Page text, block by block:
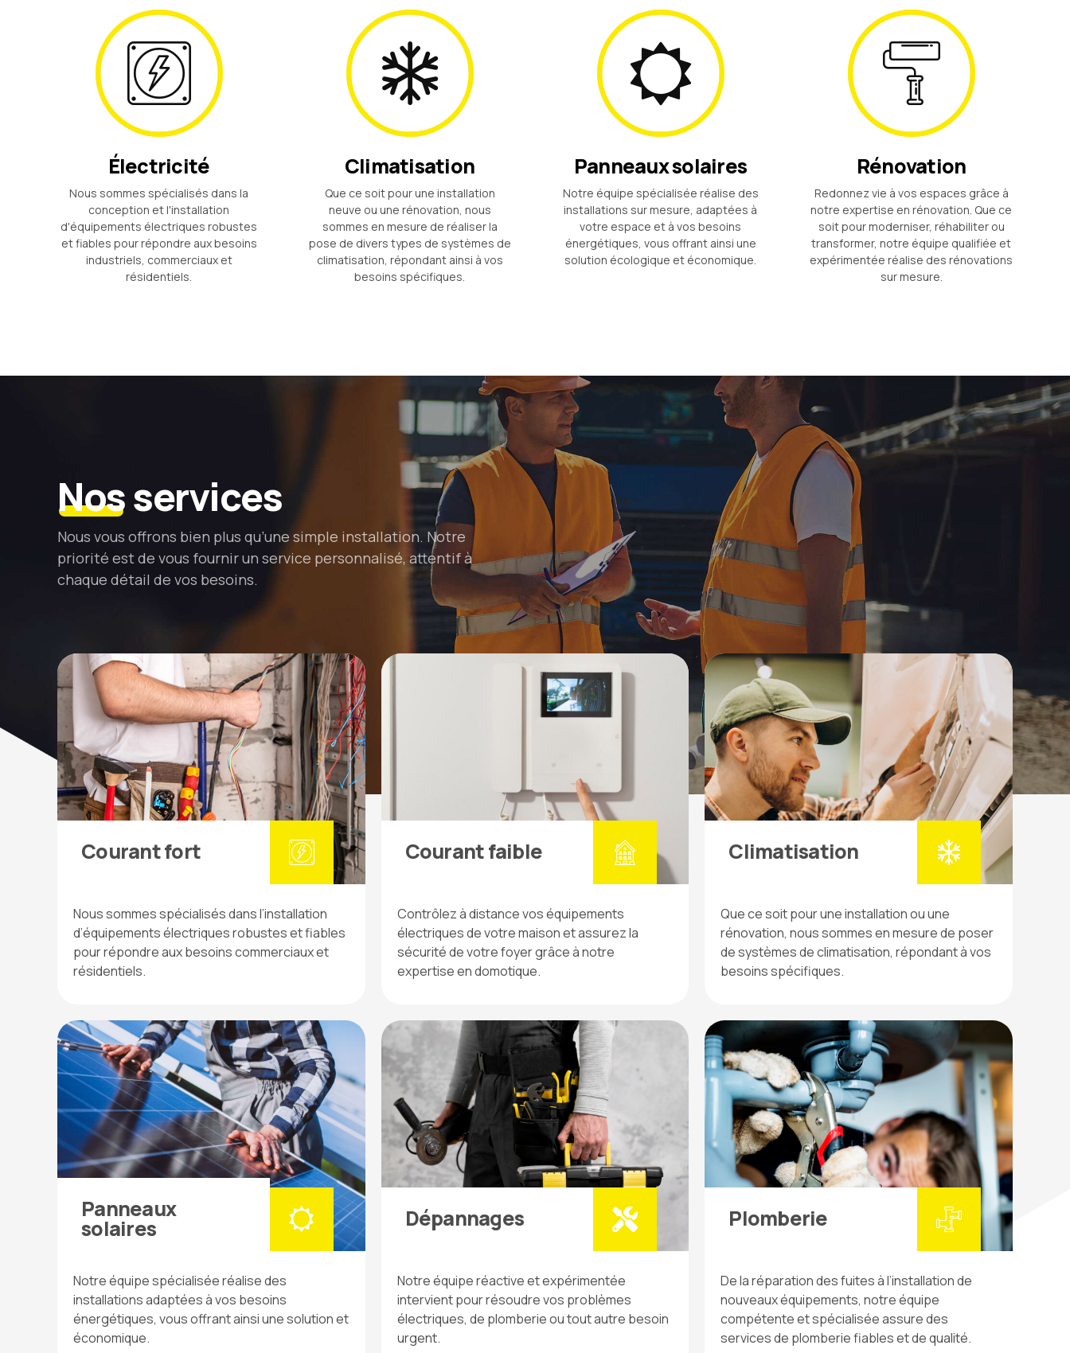
Électricité
Nous sommes spécialisés dans la
conception et l'installation
d'équipements électriques robustes
et fiables pour répondre aux besoins
industriels, commerciaux et
résidentiels.
Climatisation
Que ce soit pour une installation
neuve ou une rénovation, nous
sommes en mesure de réaliser la
pose de divers types de systèmes de
climatisation, répondant ainsi à vos
besoins spécifiques.
Panneaux solaires
Notre équipe spécialisée réalise des
installations sur mesure, adaptées à
votre espace et à vos besoins
énergétiques, vous offrant ainsi une
solution écologique et économique.
Rénovation
Redonnez vie à vos espaces grâce à
notre expertise en rénovation. Que ce
soit pour moderniser, réhabiliter ou
transformer, notre équipe qualifiée et
expérimentée réalise des rénovations
sur mesure.
Nosservices
Nous vous offrons bien plus qu’une simple installation. Notre
priorité est de vous fournir un service personnalisé, attentif à
chaque détail de vos besoins.
Courant fort
Nous sommes spécialisés dans l’installation
d’équipements électriques robustes et fiables
pour répondre aux besoins commerciaux et
résidentiels.
Courant faible
Contrôlez à distance vos équipements
électriques de votre maison et assurez la
sécurité de votre foyer grâce à notre
expertise en domotique.
Climatisation
Que ce soit pour une installation ou une
rénovation, nous sommes en mesure de poser
de systèmes de climatisation, répondant à vos
besoins spécifiques.
Panneaux
solaires
Notre équipe spécialisée réalise des
installations adaptées à vos besoins
énergétiques, vous offrant ainsi une solution et
économique.
Dépannages
Notre équipe réactive et expérimentée
intervient pour résoudre vos problèmes
électriques, de plomberie ou tout autre besoin
urgent.
Plomberie
De la réparation des fuites à l’installation de
nouveaux équipements, notre équipe
compétente et spécialisée assure des
services de plomberie fiables et de qualité.